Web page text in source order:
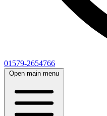
01579-2654766
Open main menu